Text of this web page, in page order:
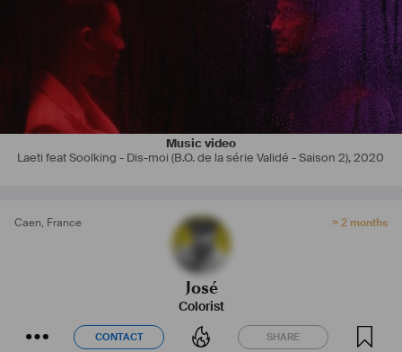
Music video
Laeti feat Soolking - Dis-moi (B.O. de la série Validé - Saison 2),2020
Caen, France > 2 months
José
Colorist
CONTACT SHARE
CONTACT SHARE